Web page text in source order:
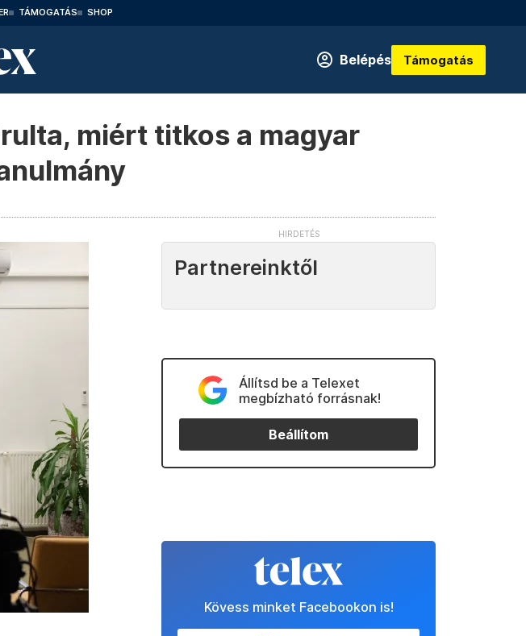
TÁMOGATÁS SHOP
Belépés Támogatás
miért titkos a magyar
Partnereinktől
Állítsd be a Telexet
megbízható forrásnak!
Beállítom
Kövess minket Facebookon is!